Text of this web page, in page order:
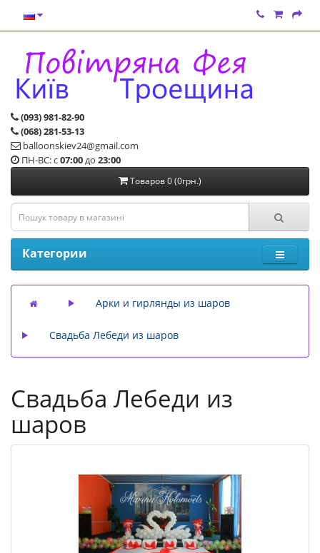
(093) 981-82-90
(068) 281-53-13
balloonskiev24@gmail.com
ПН-ВС: с07:00до 23:00
Товаров 0 (0грн.)
Категории
Арки и гирлянды из шаров
Свадьба Лебеди из шаров
Свадьба Лебеди из
шаров